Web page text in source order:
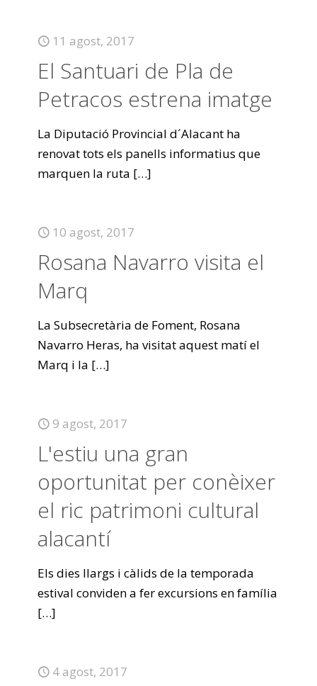
11 agost, 2017
El Santuari de Pla de
Petracos estrena imatge
La Diputació Provincial d´Alacant ha
renovat tots els panells informatius que
marquen la ruta […]
10 agost, 2017
Rosana Navarro visita el
Marq
La Subsecretària de Foment, Rosana
Navarro Heras, ha visitat aquest matí el
Marq i la […]
9 agost, 2017
L'estiu una gran
oportunitat per conèixer
el ric patrimoni cultural
alacantí
Els dies llargs i càlids de la temporada
estival conviden a fer excursions en família
[…]
4 agost, 2017